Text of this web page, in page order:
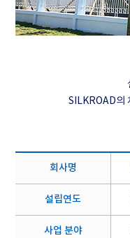
SILKROAD의
회사명
설립연도
사업 분야